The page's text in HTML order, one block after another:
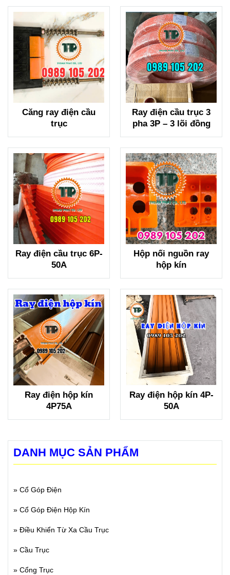
Căng ray điện cầu
trục
Ray điện cầu trục 3
pha 3P – 3 lõi đồng
Ray điện cầu trục 6P-
50A
Hộp nối nguồn ray
hộp kín
Ray điện hộp kín
4P75A
Ray điện hộp kín 4P-
50A
DANH MỤC SẢN PHẨM
» Cổ Góp Điện
» Cổ Góp Điện Hộp Kín
» Điều Khiển Từ Xa Cầu Trục
» Cầu Trục
» Cổng Trục